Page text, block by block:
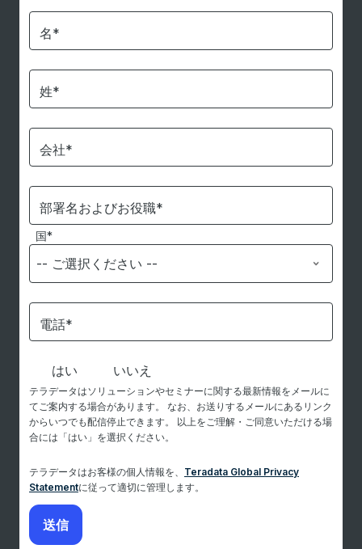
名*
姓*
会社*
部署名およびお役職*
国*
電話*
はい いいえ
テラデータはソリューションやセミナーに関する最新情報をメールに
てご案内する場合があります。 なお、お送りするメールにあるリンク
からいつでも配信停止できます。 以上をご理解・ご同意いただける場
合には「はい」を選択ください。
テラデータはお客様の個人情報を、 Teradata Global Privacy
Statementに従って適切に管理します。